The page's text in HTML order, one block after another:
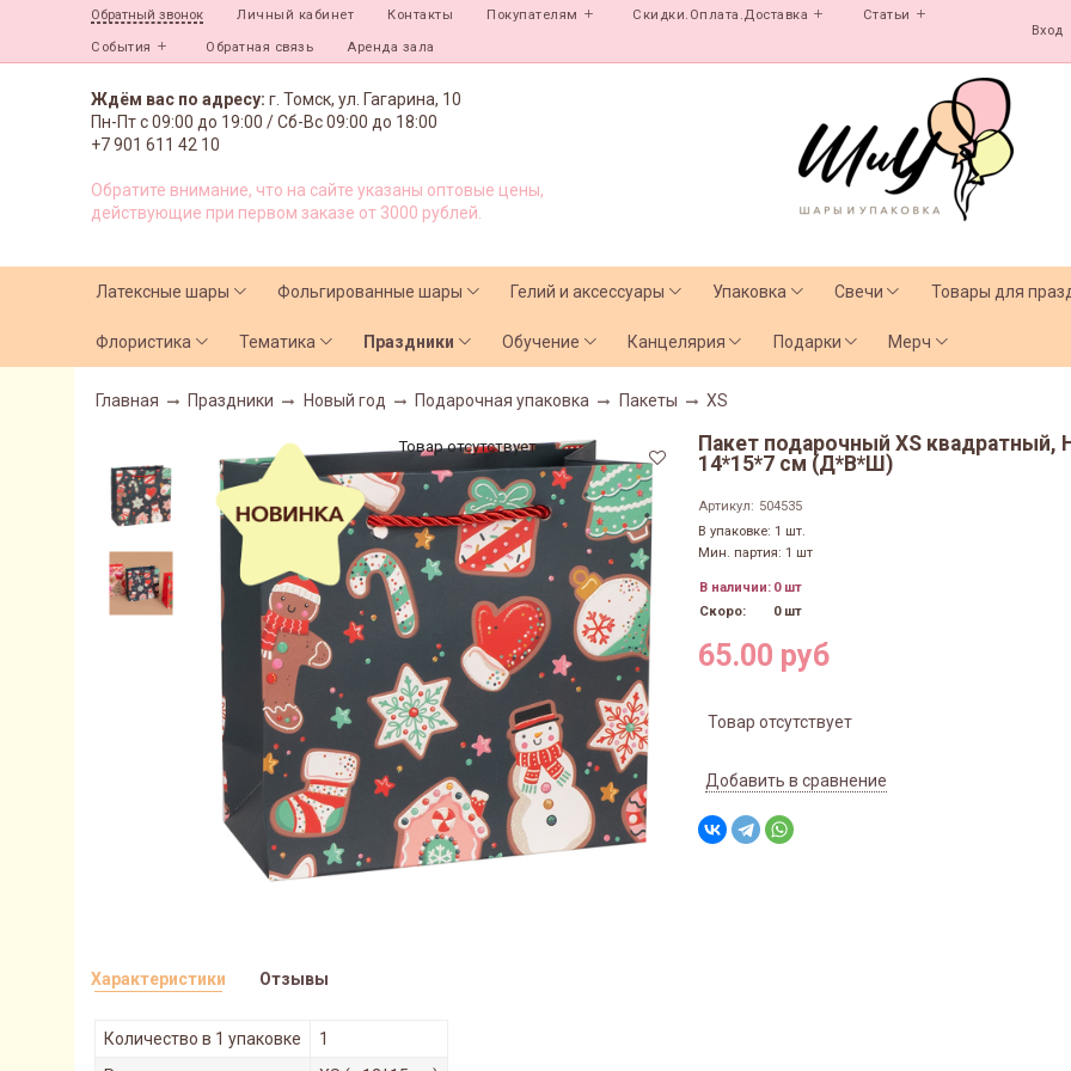
Обратный звонок Личный кабинет Контакты Покупателям Скидки.Оплата.Доставка Статьи
События Обратная связь Аренда зала
Вход
Ждём вас по адресу: г. Томск, ул. Гагарина, 10
Пн-Пт с09:00 до 19:00 /Сб-Вс 09:00 до 18:00
+7 901 611 42 10
Обратите внимание, что на сайте указаны оптовые цены,
действующие при первом заказе от 3000 рублей.
Латексные шары Фольгированные шары Гелий и аксессуары Упаковка Свечи Товары для
Флористика Тематика Праздники Обучение Канцелярия Подарки Мерч
Главная Праздники Новый год Подарочная упаковка Пакеты XS
Товар отсутствует
Пакет подарочный XS
14*15*7 см (Д*В*Ш)
Артикул: 504535
В упаковке: 1 шт.
Мин. партия: 1 шт
В наличии: 0 шт
Скоро:
0 шт
65.00 руб
Товар отсутствует
Добавить в сравнение
Характеристики
Количество в 1 упаковке
1
Отзывы